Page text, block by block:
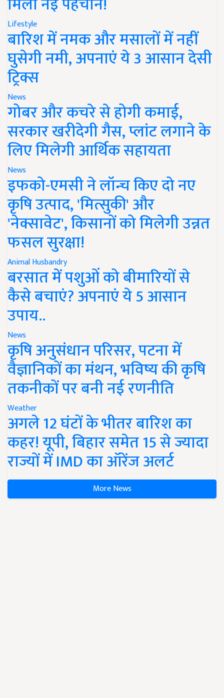
Lifestyle
बारिश में नमक और मसालों में नहीं
घुसेगी नमी, अपनाएं ये 3 आसान देसी
ट्रिक्स
News
गोबर और कचरे से होगी कमाई,
सरकार खरीदेगी गैस, प्लांट लगाने के
लिए मिलेगी आर्थिक सहायता
News
इफको-एमसी ने लॉन्च किए दो नए
कृषि उत्पाद, 'मित्सुकी' और
'नेक्सावेट', किसानों को मिलेगी उन्नत
फसल सुरक्षा!
Animal Husbandry
बरसात में पशुओं को बीमारियों से
कैसे बचाएं? अपनाएं ये 5 आसान
उपाय..
News
कृषि अनुसंधान परिसर, पटना में
वैज्ञानिकों का मंथन, भविष्य की कृषि
तकनीकों पर बनी नई रणनीति
Weather
अगले 12 घंटों के भीतर बारिश का
कहर! यूपी, बिहार समेत 15 से ज्यादा
राज्यों में IMD का ऑरेंज अलर्ट
More News